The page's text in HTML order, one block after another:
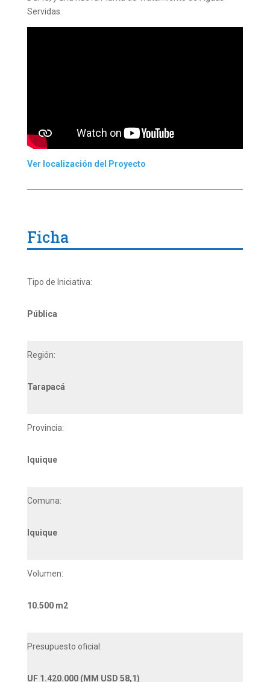
Servidas.
Ver localización del Proyecto
Ficha
Tipo de Iniciativa:
Pública
Región:
Tarapacá
Provincia:
Iquique
Comuna:
Iquique
Volumen:
10.500 m2
Presupuesto oficial:
UF 1.420.000 (MM USD 58,1)